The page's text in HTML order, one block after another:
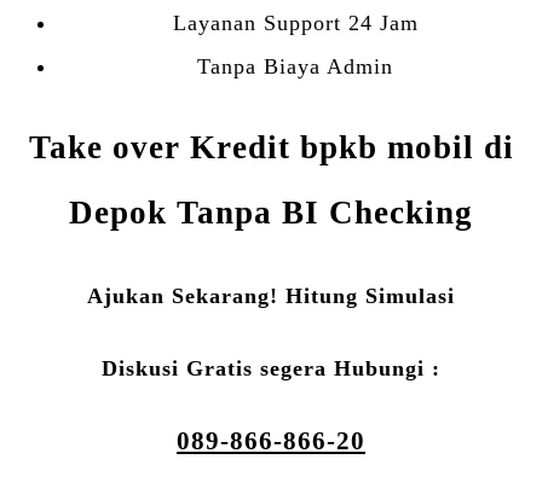
Layanan Support 24 Jam
Tanpa Biaya Admin
Take over Kredit bpkb mobil di
Depok Tanpa BI Checking
Ajukan Sekarang! Hitung Simulasi
Diskusi Gratis segera Hubungi :
089-866-866-20